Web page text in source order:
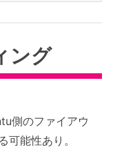
ング
側のファイアウ
可能性あり。